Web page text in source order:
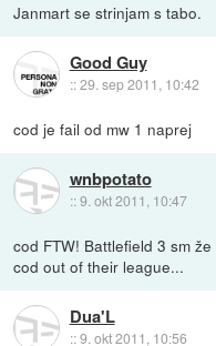
Janmart se strinjam s tabo.
Good Guy
::29. sep 2011, 10:42
cod je fail od mw 1 naprej
wnbpotato
::9. okt 2011, 10:47
cod FTW! Battlefield 3 sm
cod out of their league...
Dua'L
::9. okt 2011, 10:56